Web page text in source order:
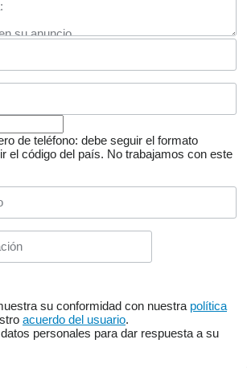
de teléfono: debe seguir el formato
el código del país. No trabajamos con este
su conformidad con nuestra política
acuerdo del usuario.
personales para dar respuesta a su